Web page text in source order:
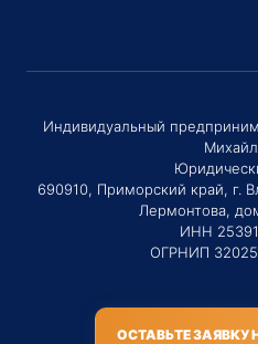
Индивидуальный
690910, Приморский край, г.
Лермонтова,
ИНН
ОГРНИП
ОСТАВЬТЕ ЗАЯВКУ